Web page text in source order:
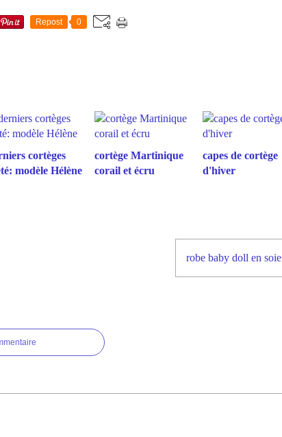
Repost 0
cortèges
modèle Hélène
cortège Martinique
corail et écru
capes de cortège
d'hiver
robe baby doll en soie